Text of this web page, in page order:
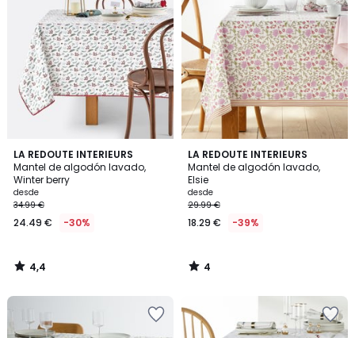
LA REDOUTE INTERIEURS
Mantel de algodón lavado,
Winter berry
desde
34.99 €
24.49 € -30%
4,4
/ 5
4,4
/
LA REDOUTE INTERIEURS
Mantel de algodón lavado,
Elsie
desde
29.99 €
18.29 € -39%
4
/
5
4
/